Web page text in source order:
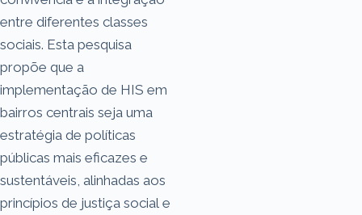
entre diferentes classes
sociais. Esta pesquisa
propõe que a
implementação de HIS em
bairros centrais seja uma
estratégia de políticas
públicas mais eficazes e
sustentáveis, alinhadas aos
princípios de justiça social e